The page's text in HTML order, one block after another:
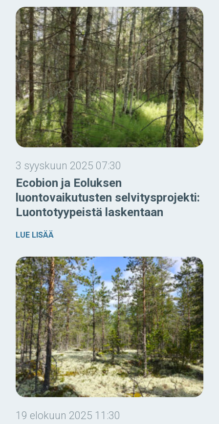
3 syyskuun 2025 07:30
Ecobion ja Eoluksen
luontovaikutusten selvitysprojekti:
Luontotyypeistä laskentaan
LUE LISÄÄ
19 elokuun 2025 11:30